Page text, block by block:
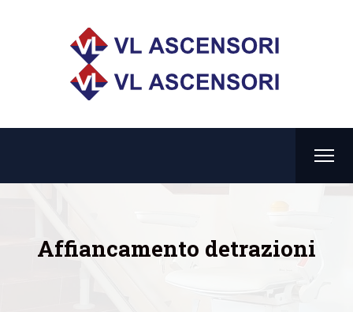
Affiancamento detrazioni